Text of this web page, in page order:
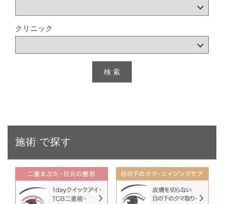
クリニック
施術 で探す